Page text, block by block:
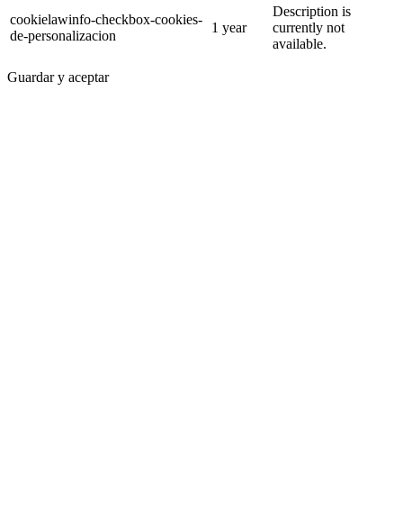
cookielawinfo-checkbox-cookies-
de-personalizacion
1 year
Description is
currently not
available.
Guardar y aceptar